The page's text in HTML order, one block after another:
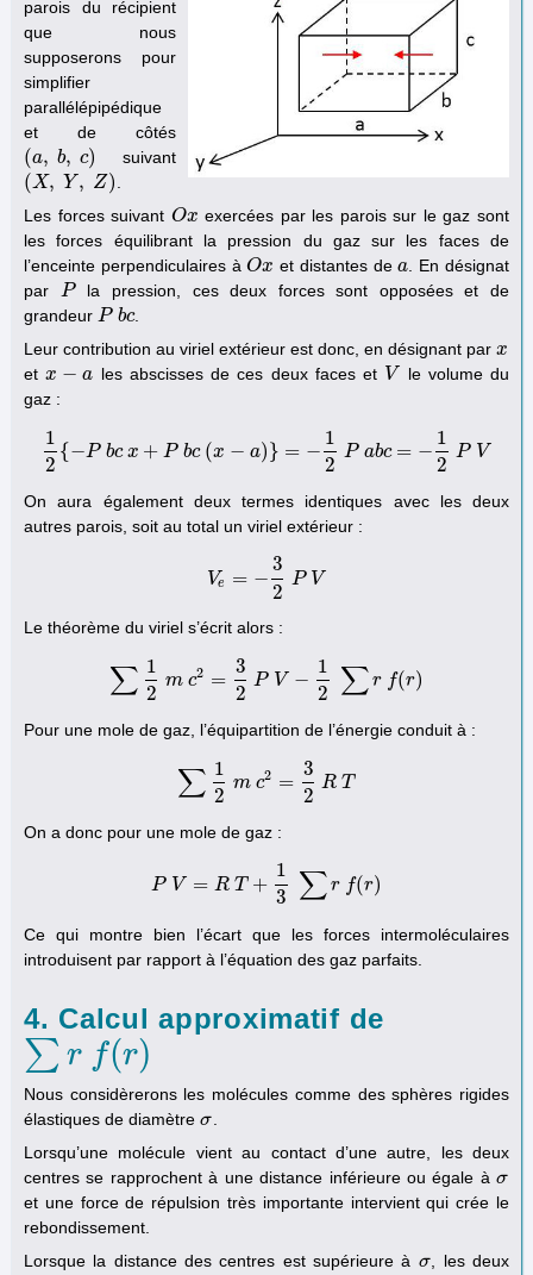
parois du récipient
que nous
supposerons pour
simplifier
parallélépipédique
et de côtés
(a, b, c)
(a, b, c ) suivant
(X, Y , Z)
(X, Y Z )
.
Les forces suivant Ox
Ox
exercées par les parois sur le gaz sont
les forces équilibrant la pression du gaz sur les faces de
l’enceinte perpendiculaires àOx
Ox et distantes dea
a. En désignat
par P
P la pression, ces deux forces sont opposées et de
grandeur P bc
P bc.
Leur contribution au viriel extérieur est donc, en désignant parx
x
etx − a
x−a les abscisses de ces deux faces et V
V
le volume du
gaz :
1
2
{−P bc x + P bc (x − a) } = −
1
2
P abc = −
1
2
P V
12{−P b c x +P bc (x −a) }= −1 2 P a bc =−12 P V
On aura également deux termes identiques avec les deux
autres parois, soit au total un viriel extérieur :
Ve = −
3
2
P V
V e= −32 P V
Le théorème du viriel s’écrit alors :
∑ 1
2
m c2 =
3
2
P V −
1
2 ∑ r f(r)
∑12 m c2 =3 2 P V −1 2 ∑ f(
Pour une mole de gaz, l’équipartition de l’énergie conduit à :
∑ 1
2
m c2 =
3
2
R T
12 m c2 =32 R T
On a donc pour une mole de gaz :
P V = R T +
1
3 ∑ r f(r)
P V= R T+ 13 r r)
Ce qui montre bien l’écart que les forces intermoléculaires
introduisent par rapport à l’équation des gaz parfaits.
4. Calcul approximatif de
∑ r f(r)
∑ f(r )
Nous considèrerons les molécules comme des sphères rigides
élastiques de diamètre σ
σ
Lorsqu’une molécule vient au contact d’une autre, les deux
centres se rapprochent à une distance inférieure ou égale àσ
σ
et une force de répulsion très importante intervient qui crée le
rebondissement.
Lorsque la distance des centres est supérieure à σ
σ
, les deux